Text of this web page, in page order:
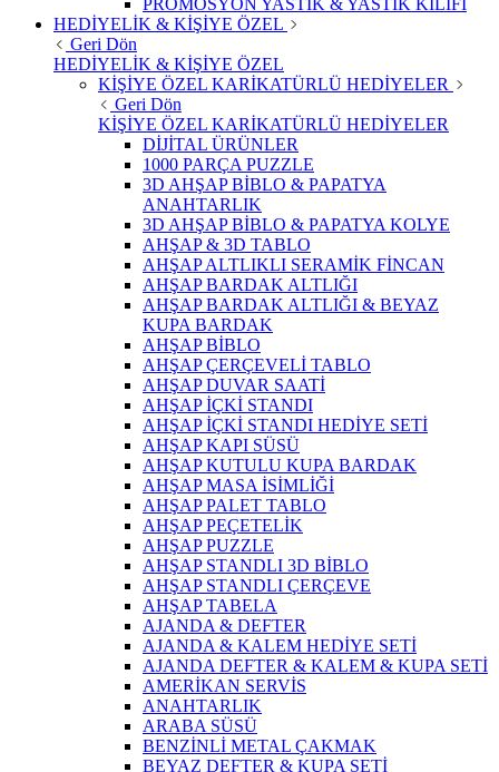
HEDİYELİK & KİŞİYE ÖZEL
Geri Dön
HEDİYELİK & KİŞİYE ÖZEL
KİŞİYE ÖZEL KARİKATÜRLÜ HEDİYELER
Geri Dön
KİŞİYE ÖZEL KARİKATÜRLÜ HEDİYELER
DİJİTAL ÜRÜNLER
1000 PARÇA PUZZLE
3D AHŞAP BİBLO & PAPATYA
ANAHTARLIK
3D AHŞAP BİBLO & PAPATYA KOLYE
AHŞAP & 3D TABLO
AHŞAP ALTLIKLI SERAMİK FİNCAN
AHŞAP BARDAK ALTLIĞI
AHŞAP BARDAK ALTLIĞI & BEYAZ
KUPA BARDAK
AHŞAP BİBLO
AHŞAP ÇERÇEVELİ TABLO
AHŞAP DUVAR SAATİ
AHŞAP İÇKİ STANDI
AHŞAP İÇKİ STANDI HEDİYE SETİ
AHŞAP KAPI SÜSÜ
AHŞAP KUTULU KUPA BARDAK
AHŞAP MASA İSİMLİĞİ
AHŞAP PALET TABLO
AHŞAP PEÇETELİK
AHŞAP PUZZLE
AHŞAP STANDLI 3D BİBLO
AHŞAP STANDLI ÇERÇEVE
AHŞAP TABELA
AJANDA & DEFTER
AJANDA & KALEM HEDİYE SETİ
AJANDA DEFTER & KALEM & KUPA SETİ
AMERİKAN SERVİS
ANAHTARLIK
ARABA SÜSÜ
BENZİNLİ METAL ÇAKMAK
BEYAZ DEFTER & KUPA SETİ